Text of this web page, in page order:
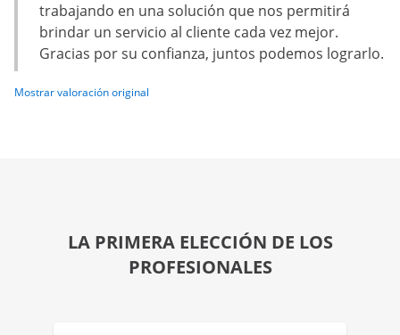
trabajando en una solución que nos permitirá
brindar un servicio al cliente cada vez mejor.
Gracias por su confianza, juntos podemos lograrlo.
Mostrar valoración original
LA PRIMERA ELECCIÓN DE LOS
PROFESIONALES